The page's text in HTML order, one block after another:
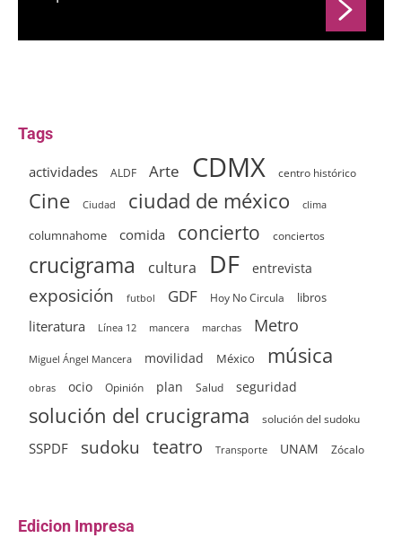
Tags
actividades ALDF Arte CDMX centro histórico
Cine Ciudad ciudad de méxico clima
columnahome comida concierto conciertos
crucigrama cultura DF entrevista
exposición futbol GDF Hoy No Circula libros
literatura Línea 12 mancera marchas Metro
Miguel Ángel Mancera movilidad México música
obras ocio Opinión plan Salud seguridad
solución del crucigrama solución del sudoku
SSPDF sudoku teatro Transporte UNAM Zócalo
Edicion Impresa